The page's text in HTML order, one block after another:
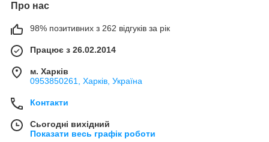
Про нас
98% позитивних з 262 відгуків за рік
Працює з 26.02.2014
м. Харків
0953850261, Харків, Україна
Контакти
Сьогодні вихідний
Показати весь графік роботи